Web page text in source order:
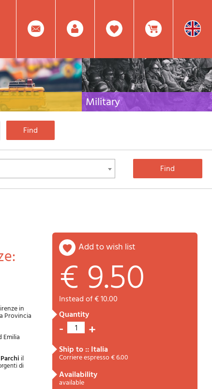
0
Item(s)
In
Cart
Facebook
Create
literature for Italy,
of the world
Military
Collection of the best publications (books and
in
Provincia
il
di
add to wish list
€ 9.50
instead of € 10.00
quantity
- 1 +
ship to :: Italia
Corriere espresso € 6.00
availability
available